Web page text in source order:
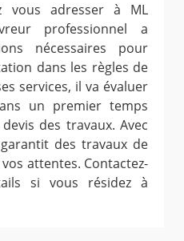
vous adresser à ML
professionnel a
nécessaires pour
dans les règles de
services, il va évaluer
un premier temps
des travaux. Avec
des travaux de
attentes. Contactez-
si vous résidez à